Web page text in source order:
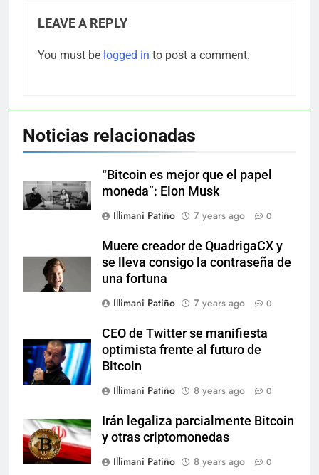
LEAVE A REPLY
You must be logged in to post a comment.
Noticias relacionadas
“Bitcoin es mejor que el papel
moneda”: Elon Musk
Illimani Patiño
7 years ago 0
Muere creador de QuadrigaCX y
se lleva consigo la contraseña de
una fortuna
Illimani Patiño
7 years ago 0
CEO de Twitter se manifiesta
optimista frente al futuro de
Bitcoin
Illimani Patiño
8 years ago 0
Irán legaliza parcialmente Bitcoin
y otras criptomonedas
Illimani Patiño
8 years ago 0